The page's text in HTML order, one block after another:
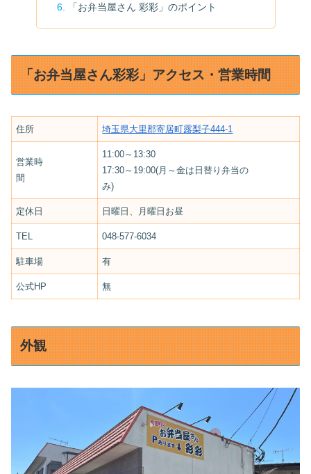
「お弁当屋さん 彩彩」のポイント
「お弁当屋さん彩彩」アクセス・営業時間
住所 埼玉県大里郡寄居町露梨子444-1
営業時
間
11:00～13:30
17:30～19:00(月～金は日替り弁当の
み)
定休日 日曜日、月曜日お昼
TEL 048-577-6034
駐車場 有
公式HP 無
外観